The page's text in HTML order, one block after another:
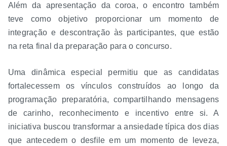
Além da apresentação da coroa, o encontro também
teve como objetivo proporcionar um momento de
integração e descontração às participantes, que estão
na reta final da preparação para o concurso.
Uma dinâmica especial permitiu que as candidatas
fortalecessem os vínculos construídos ao longo da
programação preparatória, compartilhando mensagens
de carinho, reconhecimento e incentivo entre si. A
iniciativa buscou transformar a ansiedade típica dos dias
que antecedem o desfile em um momento de leveza,